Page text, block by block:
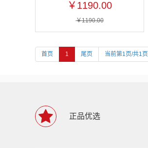
￥1190.00
￥1190.00
首页 1 尾页 当前第1页/共1页
正品优选